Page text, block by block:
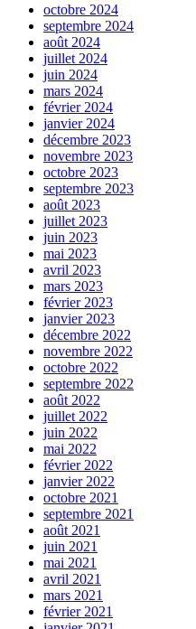
octobre 2024
septembre 2024
août 2024
juillet 2024
juin 2024
mars 2024
février 2024
janvier 2024
décembre 2023
novembre 2023
octobre 2023
septembre 2023
août 2023
juillet 2023
juin 2023
mai 2023
avril 2023
mars 2023
février 2023
janvier 2023
décembre 2022
novembre 2022
octobre 2022
septembre 2022
août 2022
juillet 2022
juin 2022
mai 2022
février 2022
janvier 2022
octobre 2021
septembre 2021
août 2021
juin 2021
mai 2021
avril 2021
mars 2021
février 2021